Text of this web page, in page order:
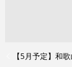
【5月予定】和